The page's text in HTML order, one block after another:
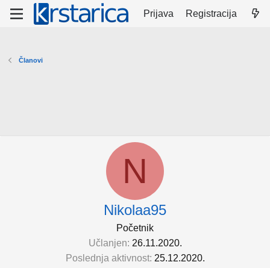
Prijava Registracija
Članovi
N
Nikolaa95
Početnik
Učlanjen 26.11.2020.
Poslednja aktivnost 25.12.2020.